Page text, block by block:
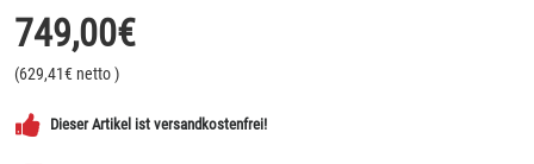
749,00€
(629,41€ netto)
Dieser Artikel ist versandkostenfrei!